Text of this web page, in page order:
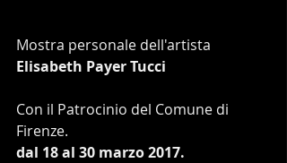
Mostra personale dell'artista
Elisabeth Payer Tucci
Con il Patrocinio del Comune di
Firenze.
dal 18 al 30 marzo 2017.